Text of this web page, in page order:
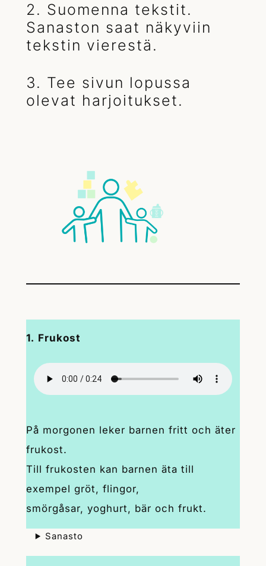
2. Suomenna tekstit.
Sanaston saat näkyviin
tekstin vierestä.
3. Tee sivun lopussa
olevat harjoitukset.
1. Frukost
På morgonen leker barnen fritt och äter
frukost.
Till frukosten kan barnen äta till
exempel gröt, flingor,
smörgåsar, yoghurt, bär och frukt.
Sanasto